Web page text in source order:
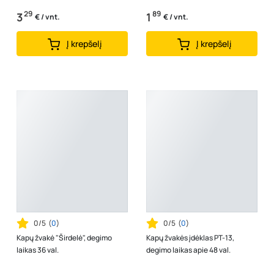
329 € / vnt.
Į krepšelį
1 89 € / vnt.
Į krepšelį
0/5 (0)
Kapų žvakė "Širdelė", degimo
laikas 36 val.
0/5 (0)
Kapų žvakės įdėklas PT-13,
degimo laikas apie 48 val.